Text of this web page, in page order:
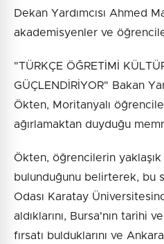
Dekan Yardımcısı Ahmed
akademisyenler ve
"TÜRKÇE ÖĞRETİMİ
GÜÇLENDİRİYOR" Bakan
Ökten, Moritanyalı
ağırlamaktan duyduğu
Ökten, öğrencilerin
bulunduğunu belirterek, bu
Odası Karatay
aldıklarını, Bursa'nın tarihi
fırsatı bulduklarını ve